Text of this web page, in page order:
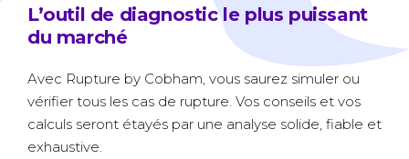
L’outil de diagnostic le plus puissant
du marché
Avec Rupture by Cobham, vous saurez simuler ou
vérifier tous les cas de rupture. Vos conseils et vos
calculs seront étayés par une analyse solide, fiable et
exhaustive.